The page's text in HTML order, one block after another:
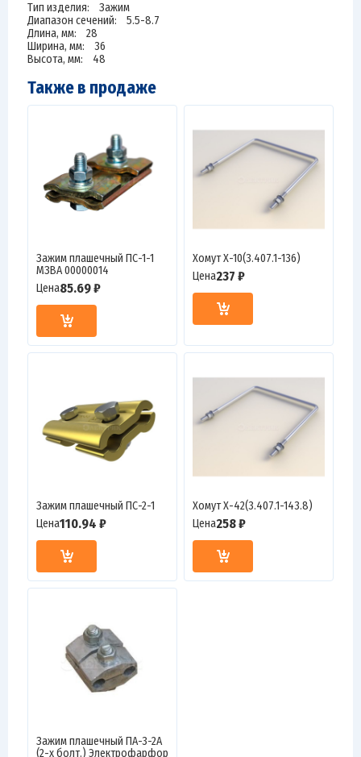
Тип изделия: Зажим
Диапазон сечений: 5.5-8.7
Длина, мм: 28
Ширина, мм: 36
Высота, мм: 48
Также в продаже
Зажим плашечный ПС-1-1
МЗВА 00000014
Цена85.69 ₽
Хомут Х-10(3.407.1-136)
Цена237 ₽
Зажим плашечный ПС-2-1
Цена110.94 ₽
Хомут Х-42(3.407.1-143.8)
Цена258 ₽
Зажим плашечный ПА-3-2А
(2-х болт.) Электрофарфор